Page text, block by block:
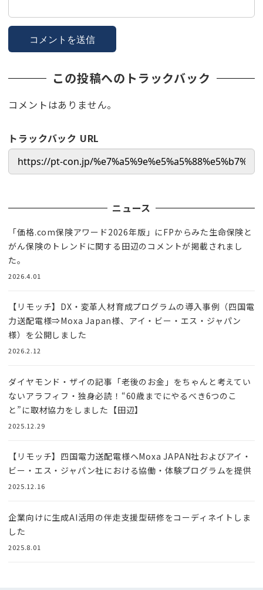
この投稿へのトラックバック
コメントはありません。
トラックバック URL
ニュース
「価格.com保険アワード2026年版」にFPからみた生命保険と
がん保険のトレンドに関する田辺のコメントが掲載されまし
た。
2026.4.01
【リモッチ】DX・変革人材育成プログラムの導入事例（四国電
力送配電様⇒Moxa Japan様、アイ・ビー・エス・ジャパン
様）を公開しました
2026.2.12
ダイヤモンド・ザイの記事「老後のお金」をちゃんと考えてい
ないアラフィフ・独身必読！“60歳までにやるべき6つのこ
と”に取材協力をしました【田辺】
2025.12.29
【リモッチ】四国電⼒送配電様へMoxa JAPAN社およびアイ・
ビー・エス・ジャパン社における協働・体験プログラムを提供
2025.12.16
企業向けに生成AI活用の伴走支援型研修をコーディネイトしま
した
2025.8.01